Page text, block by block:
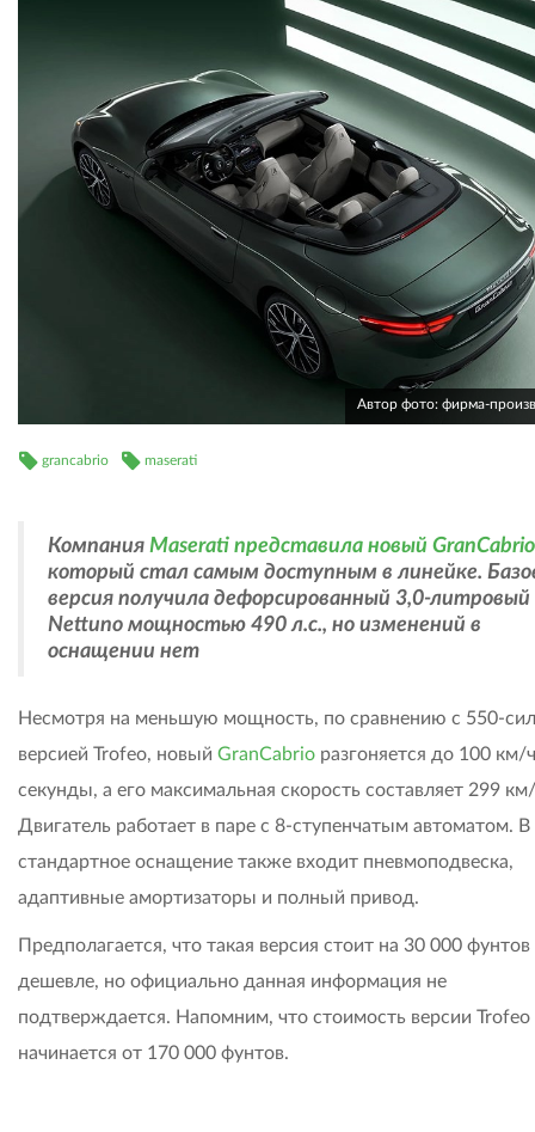
Автор фото: фирма-
grancabrio maserati
Компания Maserati представила новый GranCabrio
который стал самым доступным в линейке.
версия получила дефорсированный 3,0-литровый
Nettuno мощностью 490 л.с., но изменений в
оснащении нет
Несмотря на меньшую мощность, по сравнению с 550-
версией Trofeo, новый GranCabrio разгоняется до 100 км/
секунды, а его максимальная скорость составляет 299
Двигатель работает в паре с 8-ступенчатым автоматом. В
стандартное оснащение также входит пневмоподвеска,
адаптивные амортизаторы и полный привод.
Предполагается, что такая версия стоит на 30 000 фунтов
дешевле, но официально данная информация не
подтверждается. Напомним, что стоимость версии Trofeo
начинается от 170 000 фунтов.